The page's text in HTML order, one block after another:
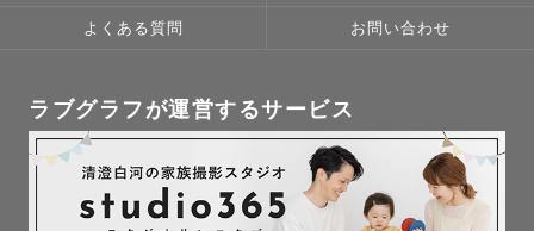
よくある質問 お問い合わせ
ラブグラフが運営するサービス